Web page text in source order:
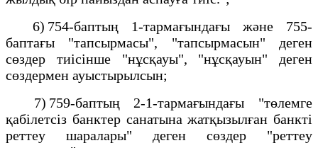
6) 754-баптың 1-тармағындағы және 755-
баптағы "тапсырмасы", "тапсырмасын" деген
сөздер тиісінше "нұсқауы", "нұсқауын" деген
сөздермен ауыстырылсын;
7) 759-баптың 2-1-тармағындағы "төлемге
қабілетсіз банктер санатына жатқызылған банкті
реттеу шаралары" деген сөздер "реттеу